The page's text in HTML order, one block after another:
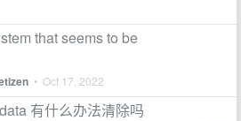
that seems to be
• Oct 17, 2022
有什么办法清除吗